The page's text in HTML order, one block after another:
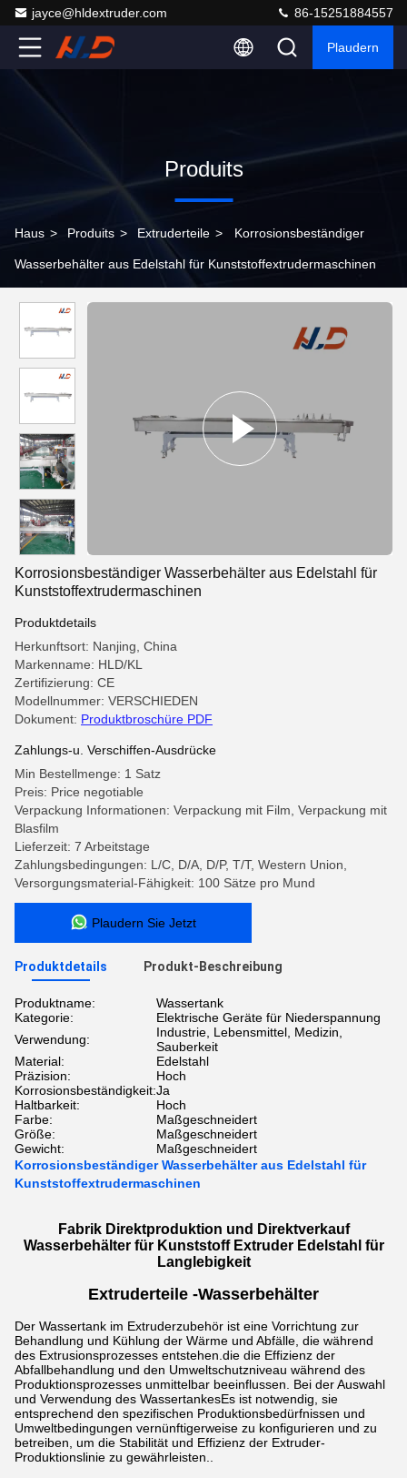
jayce@hldextruder.com 86-15251884557
Plaudern
Produits
Haus > Produits > Extruderteile > Korrosionsbeständiger
Wasserbehälter aus Edelstahl für Kunststoffextrudermaschinen
Korrosionsbeständiger Wasserbehälter aus Edelstahl für
Kunststoffextrudermaschinen
Produktdetails
Herkunftsort: Nanjing, China
Markenname: HLD/KL
Zertifizierung: CE
Modellnummer: VERSCHIEDEN
Dokument: Produktbroschüre PDF
Zahlungs-u. Verschiffen-Ausdrücke
Min Bestellmenge: 1 Satz
Preis: Price negotiable
Verpackung Informationen: Verpackung mit Film, Verpackung mit
Blasfilm
Lieferzeit: 7 Arbeitstage
Zahlungsbedingungen: L/C, D/A, D/P, T/T, Western Union,
Versorgungsmaterial-Fähigkeit: 100 Sätze pro Mund
Plaudern Sie Jetzt
Produktdetails Produkt-Beschreibung
Produktname:
Wassertank
Kategorie:
Elektrische Geräte für Niederspannung
Verwendung:
Industrie, Lebensmittel, Medizin,
Sauberkeit
Material:
Edelstahl
Präzision:
Hoch
Korrosionsbeständigkeit:Ja
Haltbarkeit:
Hoch
Farbe:
Maßgeschneidert
Größe:
Maßgeschneidert
Gewicht:
Maßgeschneidert
Korrosionsbeständiger Wasserbehälter aus Edelstahl für
Kunststoffextrudermaschinen
Fabrik Direktproduktion und Direktverkauf
Wasserbehälter für Kunststoff Extruder Edelstahl für
Langlebigkeit
Extruderteile -Wasserbehälter
Der Wassertank im Extruderzubehör ist eine Vorrichtung zur
Behandlung und Kühlung der Wärme und Abfälle, die während
des Extrusionsprozesses entstehen.die die Effizienz der
Abfallbehandlung und den Umweltschutzniveau während des
Produktionsprozesses unmittelbar beeinflussen. Bei der Auswahl
und Verwendung des WassertankesEs ist notwendig, sie
entsprechend den spezifischen Produktionsbedürfnissen und
Umweltbedingungen vernünftigerweise zu konfigurieren und zu
betreiben, um die Stabilität und Effizienz der Extruder-
Produktionslinie zu gewährleisten..